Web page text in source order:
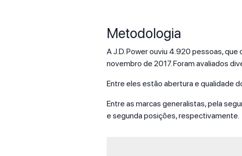
Metodologia
A J.D. Power ouviu 4.920 pessoas,
novembro de 2017. Foram avaliados
Entre eles estão abertura e qualidade
Entre as marcas generalistas, pela
e segunda posições, respectivamente.